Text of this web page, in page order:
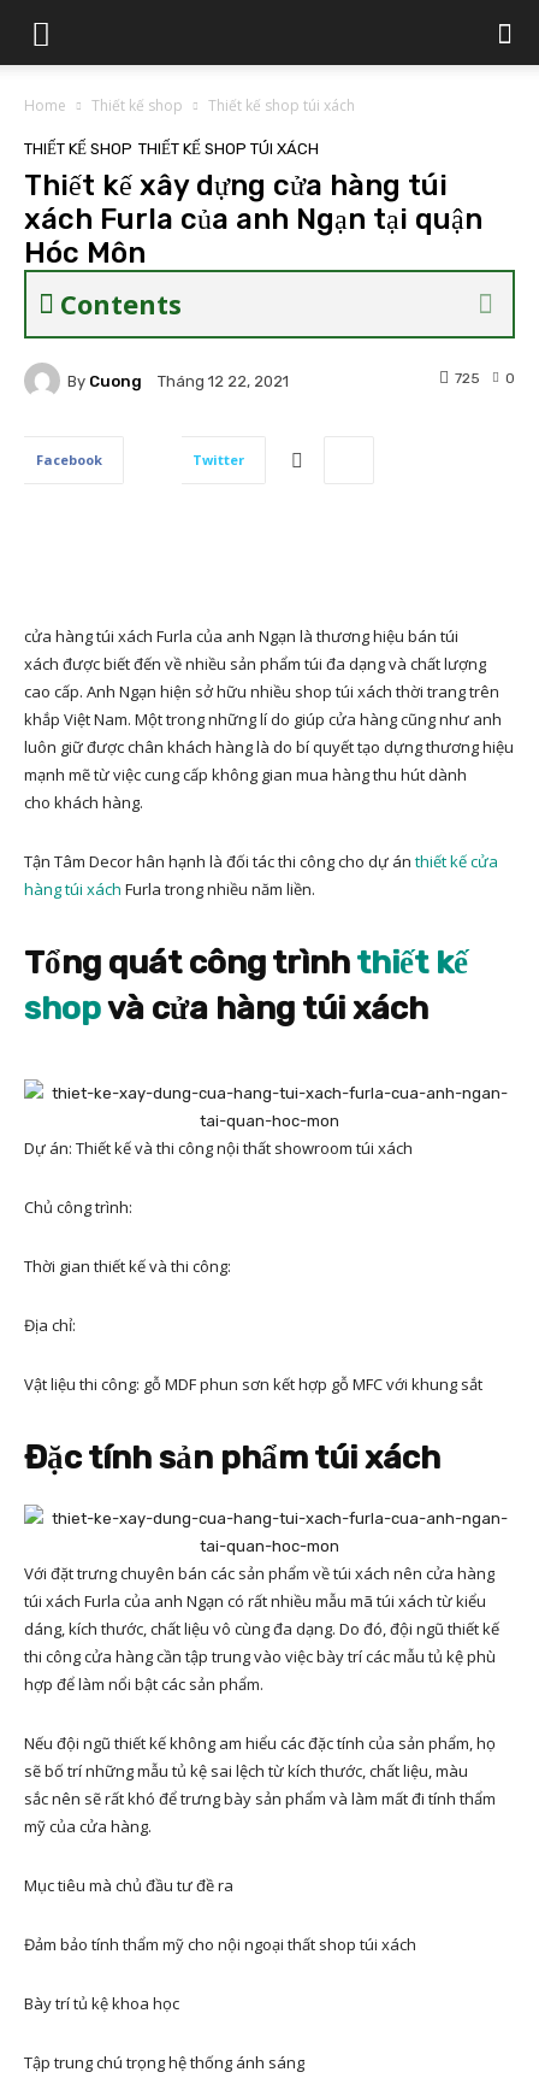
Home Thiết kế shop Thiết kế shop túi xách
THIẾT KẾ SHOP THIẾT KẾ SHOP TÚI XÁCH
Thiết kế xây dựng cửa hàng túi
xách Furla của anh Ngạn tại quận
Hóc Môn
Contents
By Cuong Tháng 12 22, 2021 0
725
Facebook Twitter
cửa hàng túi xách Furla của anh Ngạn là thương hiệu bán túi
xách được biết đến về nhiều sản phẩm túi đa dạng và chất lượng
cao cấp. Anh Ngạn hiện sở hữu nhiều shop túi xách thời trang trên
khắp Việt Nam. Một trong những lí do giúp cửa hàng cũng như anh
luôn giữ được chân khách hàng là do bí quyết tạo dựng thương hiệu
mạnh mẽ từ việc cung cấp không gian mua hàng thu hút dành
cho khách hàng.
Tận Tâm Decor hân hạnh là đối tác thi công cho dự án thiết kế cửa
hàng túi xách Furla trong nhiều năm liền.
Tổng quát công trìnhthiết kế
shopvà cửa hàng túi xách
Dự án: Thiết kế và thi công nội thất showroom túi xách
Chủ công trình:
Thời gian thiết kế và thi công:
Địa chỉ:
Vật liệu thi công: gỗ MDF phun sơn kết hợp gỗ MFC với khung sắt
Đặc tính sản phẩm túi xách
Với đặt trưng chuyên bán các sản phẩm về túi xách nên cửa hàng
túi xách Furla của anh Ngạn có rất nhiều mẫu mã túi xách từ kiểu
dáng, kích thước, chất liệu vô cùng đa dạng. Do đó, đội ngũ thiết kế
thi công cửa hàng cần tập trung vào việc bày trí các mẫu tủ kệ phù
hợp để làm nổi bật các sản phẩm.
Nếu đội ngũ thiết kế không am hiểu các đặc tính của sản phẩm, họ
sẽ bố trí những mẫu tủ kệ sai lệch từ kích thước, chất liệu, màu
sắc nên sẽ rất khó để trưng bày sản phẩm và làm mất đi tính thẩm
mỹ của cửa hàng.
Mục tiêu mà chủ đầu tư đề ra
Đảm bảo tính thẩm mỹ cho nội ngoại thất shop túi xách
Bày trí tủ kệ khoa học
Tập trung chú trọng hệ thống ánh sáng